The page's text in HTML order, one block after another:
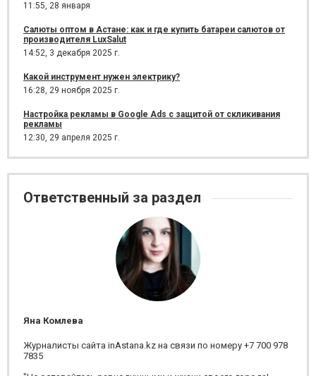
11:55, 28 января
Салюты оптом в Астане: как и где купить батареи салютов от
производителя LuxSalut
14:52, 3 декабря 2025 г.
Какой инструмент нужен электрику?
16:28, 29 ноября 2025 г.
Настройка рекламы в Google Ads с защитой от скликивания
рекламы
12:30, 29 апреля 2025 г.
Ответственный за раздел
Яна Комлева
Журналисты сайта inAstana.kz на связи по номеру +7 700 978
7835